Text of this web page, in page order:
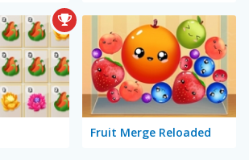
Fruit Merge Reloaded